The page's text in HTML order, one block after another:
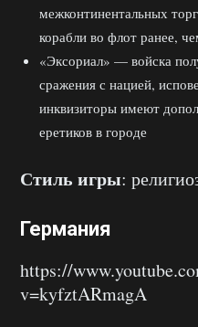
межконтинентальных
корабли во флот ранее,
«Эксориал» — войска
сражения с нацией,
инквизиторы имеют
еретиков в городе
Стиль игры:
Германия
https://
v=kyfztARmagA